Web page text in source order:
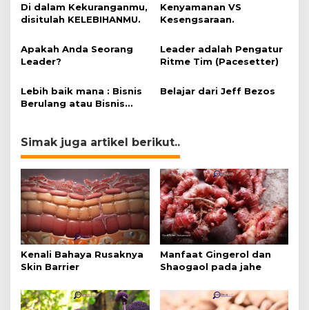
Di dalam Kekuranganmu,
disitulah KELEBIHANMU.
Kenyamanan VS
Kesengsaraan.
Apakah Anda Seorang
Leader?
Leader adalah Pengatur
Ritme Tim (Pacesetter)
Lebih baik mana : Bisnis
Berulang atau Bisnis
Belajar dari Jeff Bezos
Simak juga artikel berikut..
Kenali Bahaya Rusaknya
Skin Barrier
Manfaat Gingerol dan
Shaogaol pada jahe